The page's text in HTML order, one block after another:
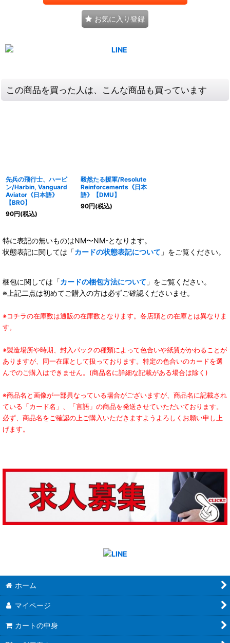
お気に入り登録
この商品を買った人は、こんな商品も買っています
先兵の飛行士、ハービ
ン/Harbin, Vanguard
Aviator《日本語》
【BRO】
90円(税込)
毅然たる援軍/Resolute
Reinforcements《日本
語》【DMU】
90円(税込)
特に表記の無いものはNM〜NM-となります。
状態表記に関しては「カードの状態表記について 」をご覧ください。
梱包に関しては「カードの梱包方法について 」をご覧ください。
※上記二点は初めてご購入の方は必ずご確認くださいませ。
※コチラの在庫数は通販の在庫数となります。各店頭との在庫とは異なりま
す。
※製造場所や時期、封入パックの種類によって色合いや紙質がかわることが
ありますが、同一在庫として扱っております。特定の色合いのカードを選
んでのご購入はできません。(商品名に詳細な記載がある場合は除く)
※商品名と画像が一部異なっている場合がございますが、商品名に記載され
ている「カード名」、「言語」の商品を発送させていただいております。
必ず、商品名をご確認の上ご購入いただきますようよろしくお願い申し上
げます。
ホーム
マイページ
カートの中身